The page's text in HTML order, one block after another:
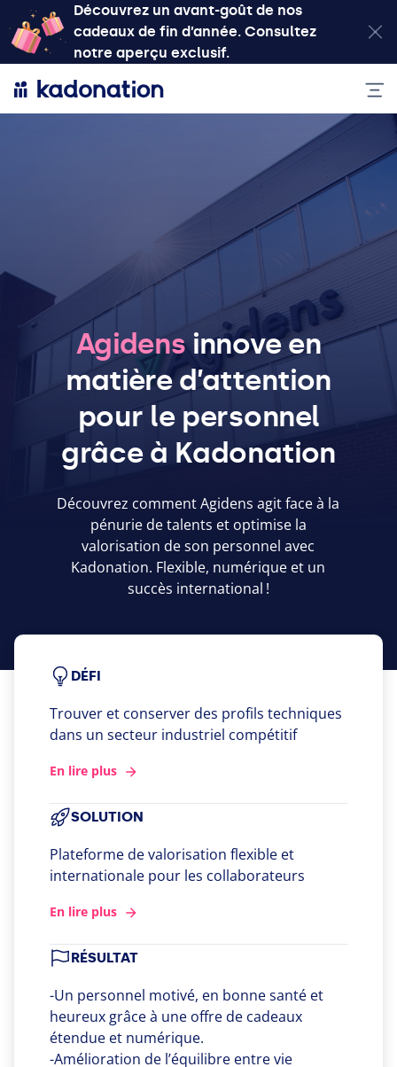
Découvrez un avant-goût de nos
cadeaux de fin d’année. Consultez
notre aperçu exclusif.
Agidensinnove en
matière d’attention
pour le personnel
grâce à Kadonation
Découvrez comment Agidens agit face à la
pénurie de talents et optimise la
valorisation de son personnel avec
Kadonation. Flexible, numérique et un
succès international !
DÉFI
Trouver et conserver des profils techniques
dans un secteur industriel compétitif
En lire plus
SOLUTION
Plateforme de valorisation flexible et
internationale pour les collaborateurs
En lire plus
RÉSULTAT
-Un personnel motivé, en bonne santé et
heureux grâce à une offre de cadeaux
étendue et numérique.
-Amélioration de l’équilibre entre vie